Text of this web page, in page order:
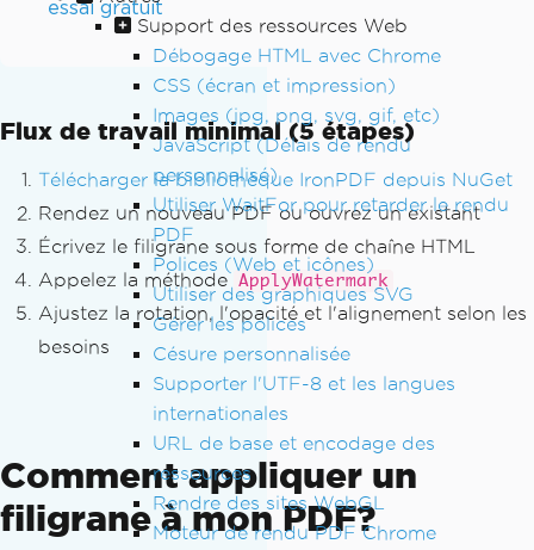
Support des ressources Web
Débogage HTML avec Chrome
CSS (écran et impression)
Images (jpg, png, svg, gif, etc)
JavaScript (Délais de rendu
personnalisé)
Utiliser WaitFor pour retarder le rendu
PDF
Polices (Web et icônes)
Utiliser des graphiques SVG
Gérer les polices
Césure personnalisée
Supporter l'UTF-8 et les langues
internationales
URL de base et encodage des
ressources
Rendre des sites WebGL
Moteur de rendu PDF Chrome
essai gratuit
Flux de travail minimal (5 étapes)
Télécharger la bibliothèque IronPDF depuis NuGet
Rendez un nouveau PDF ou ouvrez un existant
Écrivez le filigrane sous forme de chaîne HTML
Appelez la méthode ApplyWatermark
Ajustez la rotation, l'opacité et l'alignement selon les
besoins
Comment appliquer un
filigrane à mon PDF?